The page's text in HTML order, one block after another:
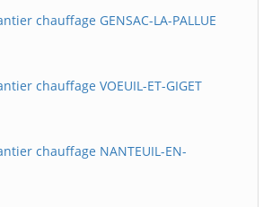
chauffage GENSAC-LA-PALLUE
chauffage VOEUIL-ET-GIGET
chauffage NANTEUIL-EN-